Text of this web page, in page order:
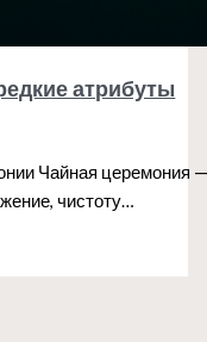
атрибуты
Чайная церемония
чистоту…